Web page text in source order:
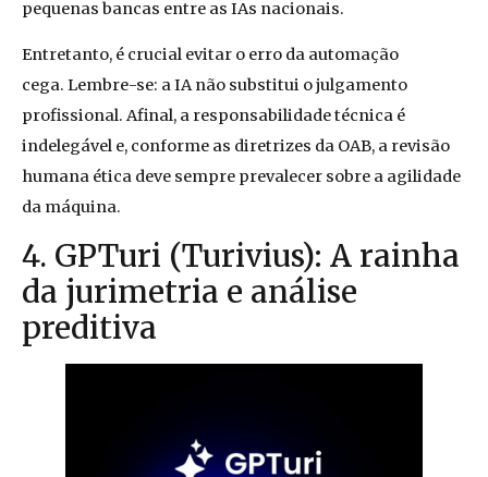
pequenas bancas entre as IAs nacionais.
Entretanto, é crucial evitar o erro da automação
cega. Lembre-se: a IA não substitui o julgamento
profissional. Afinal, a responsabilidade técnica é
indelegável e, conforme as diretrizes da OAB, a revisão
humana ética deve sempre prevalecer sobre a agilidade
da máquina.
4. GPTuri (Turivius): A rainha
da jurimetria e análise
preditiva